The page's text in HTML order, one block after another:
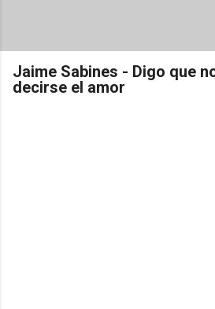
Jaime Sabines - Digo que
decirse el amor